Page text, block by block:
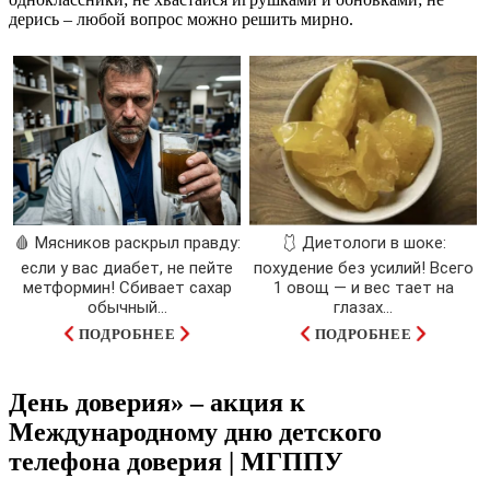
дерись – любой вопрос можно решить мирно.
🩸 Мясников раскрыл правду:
если у вас диабет, не пейте
метформин! Сбивает сахар
обычный...
ПОДРОБНЕЕ
🩱 Диетологи в шоке:
похудение без усилий! Всего
1 овощ — и вес тает на
глазах…
ПОДРОБНЕЕ
День доверия» – акция к
Международному дню детского
телефона доверия | МГППУ